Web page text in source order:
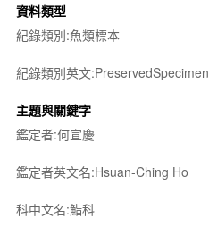
資料類型
紀錄類別:魚類標本
紀錄類別英文:PreservedSpecimen
主題與關鍵字
鑑定者:何宣慶
鑑定者英文名:Hsuan-Ching Ho
科中文名:鮨科